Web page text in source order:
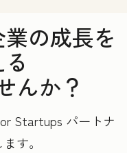
の成長を
んか？
Startups パートナ
す。